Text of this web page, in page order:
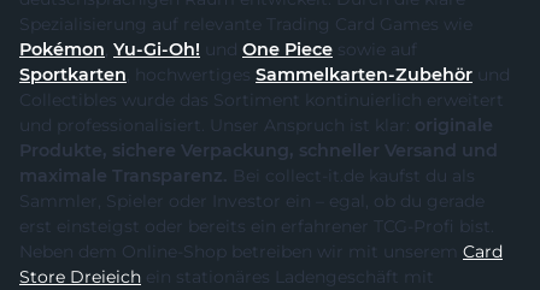
Spezialisierung auf relevante Trading Card Games wie
Pokémon, Yu-Gi-Oh! und One Piece sowie auf
Sportkarten , hochwertiges Sammelkarten-Zubehör
Collectibles wurde das Sortiment kontinuierlich erweitert
und professionalisiert. Unser Anspruch ist klar: originale
Produkte, sichere Verpackung, schneller Versand und
maximale Transparenz. Bei collect-it.de kaufst du als
Sammler, Spieler oder Investor ein – egal, ob du gerade
erst einsteigst oder bereits ein erfahrener TCG-Profi bist.
Neben dem Online-Shop betreiben wir mit unserem Card
Store Dreieich ein stationäres Ladengeschäft mit